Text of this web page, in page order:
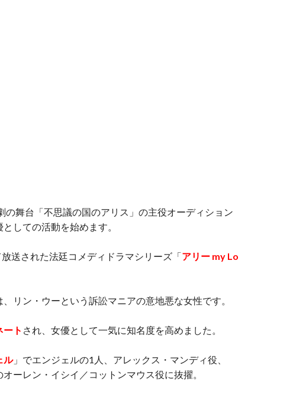
舞台「不思議の国のアリス」の主役オーディション
しての活動を始めます。
送された法廷コメディドラマシリーズ「アリー my Lo
リン・ウーという訴訟マニアの意地悪な女性です。
ート され、女優として一気に知名度を高めました。
ル」でエンジェルの1人、アレックス・マンディ役、
ーレン・イシイ／コットンマウス役に抜擢。